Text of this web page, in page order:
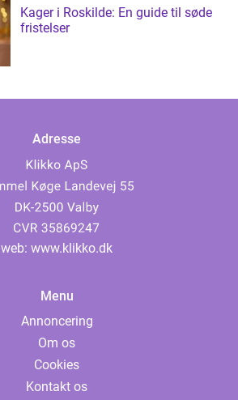
Kager i Roskilde: En guide til søde
fristelser
Adresse
web: www.klikko.dk
Menu
Annoncering
Om os
Cookies
Kontakt os